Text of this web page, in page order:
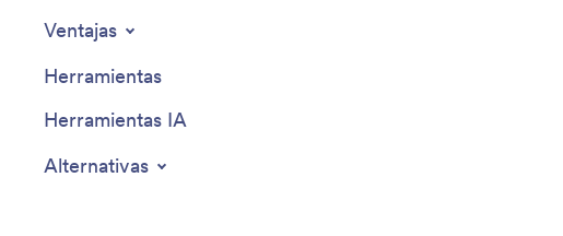
Ventajas
Herramientas
Herramientas IA
Alternativas